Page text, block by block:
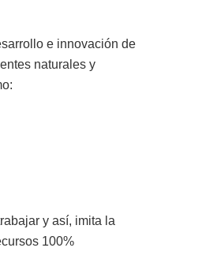
e innovación de
naturales y
y así, imita la
100%